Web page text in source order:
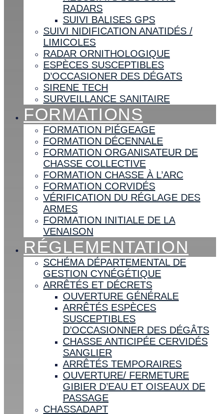
RADARS
SUIVI BALISES GPS
SUIVI NIDIFICATION ANATIDÉS /
LIMICOLES
RADAR ORNITHOLOGIQUE
ESPÈCES SUSCEPTIBLES
D’OCCASIONER DES DÉGATS
SIRENE TECH
SURVEILLANCE SANITAIRE
FORMATIONS
FORMATION PIÉGEAGE
FORMATION DÉCENNALE
FORMATION ORGANISATEUR DE
CHASSE COLLECTIVE
FORMATION CHASSE À L’ARC
FORMATION CORVIDÉS
VÉRIFICATION DU RÉGLAGE DES
ARMES
FORMATION INITIALE DE LA
VENAISON
RÉGLEMENTATION
SCHÉMA DÉPARTEMENTAL DE
GESTION CYNÉGÉTIQUE
ARRÊTÉS ET DÉCRETS
OUVERTURE GÉNÉRALE
ARRÊTÉS ESPÈCES
SUSCEPTIBLES
D’OCCASIONNER DES DÉGÂTS
CHASSE ANTICIPÉE CERVIDÉS
SANGLIER
ARRÊTÉS TEMPORAIRES
OUVERTURE/ FERMETURE
GIBIER D’EAU ET OISEAUX DE
PASSAGE
CHASSADAPT